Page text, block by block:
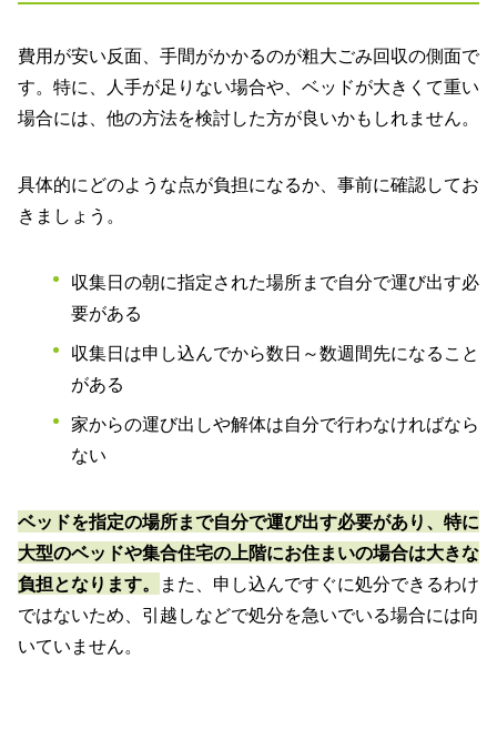
費用が安い反面、手間がかかるのが粗大ごみ回収の側面で
す。特に、人手が足りない場合や、ベッドが大きくて重い
場合には、他の方法を検討した方が良いかもしれません。
具体的にどのような点が負担になるか、事前に確認してお
きましょう。
収集日の朝に指定された場所まで自分で運び出す必
要がある
収集日は申し込んでから数日～数週間先になること
がある
家からの運び出しや解体は自分で行わなければなら
ない
ベッドを指定の場所まで自分で運び出す必要があり、特に
大型のベッドや集合住宅の上階にお住まいの場合は大きな
負担となります。
また、申し込んですぐに処分できるわけ
ではないため、引越しなどで処分を急いでいる場合には向
いていません。